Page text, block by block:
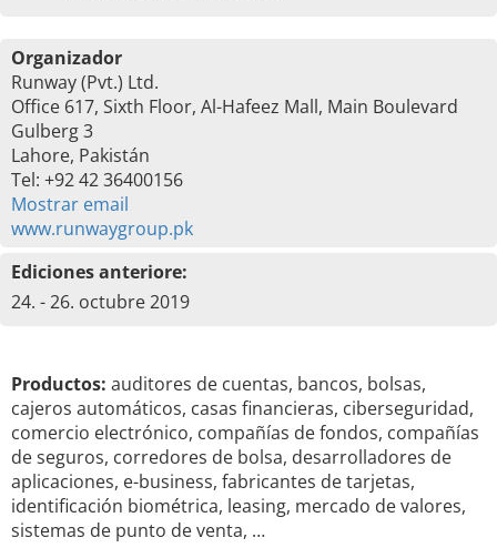
Organizador
Runway (Pvt.) Ltd.
Office 617, Sixth Floor, Al-Hafeez Mall, Main Boulevard
Gulberg 3
Lahore, Pakistán
Tel: +92 42 36400156
Mostrar email
www.runwaygroup.pk
Ediciones anteriore:
24. - 26. octubre 2019
Productos: auditores de cuentas, bancos, bolsas,
cajeros automáticos, casas financieras, ciberseguridad,
comercio electrónico, compañías de fondos, compañías
de seguros, corredores de bolsa, desarrolladores de
aplicaciones, e-business, fabricantes de tarjetas,
identificación biométrica, leasing, mercado de valores,
sistemas de punto de venta, …